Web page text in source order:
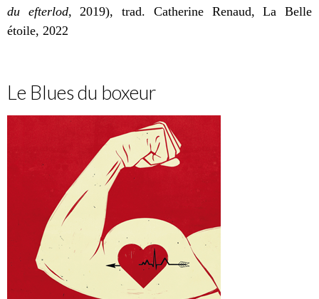
du efterlod, 2019), trad. Catherine Renaud, La Belle
étoile, 2022
Le Blues du boxeur